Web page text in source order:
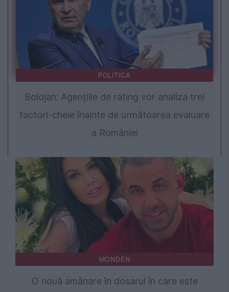
POLITICA
Bolojan: Agențiile de rating vor analiza trei
factori-cheie înainte de următoarea evaluare
a României
MONDEN
O nouă amânare în dosarul în care este